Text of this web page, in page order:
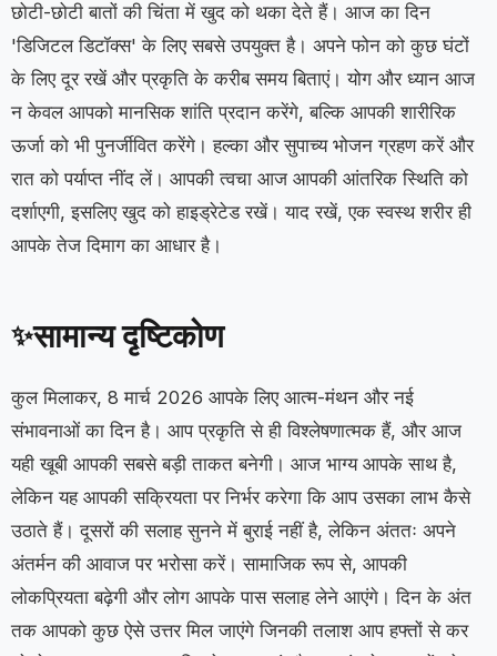
छोटी-छोटी बातों की चिंता में खुद को थका देते हैं। आज का दिन
'डिजिटल डिटॉक्स' के लिए सबसे उपयुक्त है। अपने फोन को कुछ घंटों
के लिए दूर रखें और प्रकृति के करीब समय बिताएं। योग और ध्यान आज
न केवल आपको मानसिक शांति प्रदान करेंगे, बल्कि आपकी शारीरिक
ऊर्जा को भी पुनर्जीवित करेंगे। हल्का और सुपाच्य भोजन ग्रहण करें और
रात को पर्याप्त नींद लें। आपकी त्वचा आज आपकी आंतरिक स्थिति को
दर्शाएगी, इसलिए खुद को हाइड्रेटेड रखें। याद रखें, एक स्वस्थ शरीर ही
आपके तेज दिमाग का आधार है।
✨सामान्य दृष्टिकोण
कुल मिलाकर, 8 मार्च 2026 आपके लिए आत्म-मंथन और नई
संभावनाओं का दिन है। आप प्रकृति से ही विश्लेषणात्मक हैं, और आज
यही खूबी आपकी सबसे बड़ी ताकत बनेगी। आज भाग्य आपके साथ है,
लेकिन यह आपकी सक्रियता पर निर्भर करेगा कि आप उसका लाभ कैसे
उठाते हैं। दूसरों की सलाह सुनने में बुराई नहीं है, लेकिन अंततः अपने
अंतर्मन की आवाज पर भरोसा करें। सामाजिक रूप से, आपकी
लोकप्रियता बढ़ेगी और लोग आपके पास सलाह लेने आएंगे। दिन के अंत
तक आपको कुछ ऐसे उत्तर मिल जाएंगे जिनकी तलाश आप हफ्तों से कर